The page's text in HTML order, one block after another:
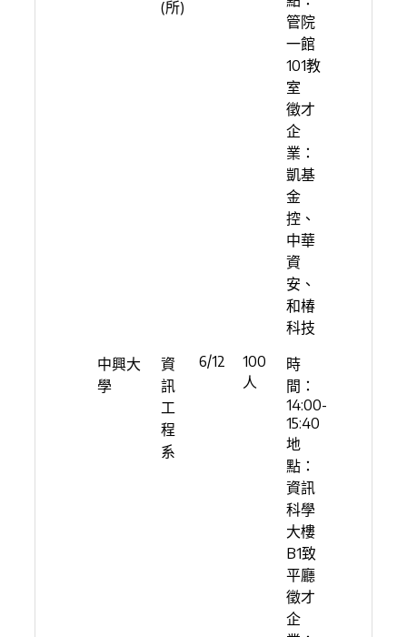
(所)
管院
一館
101教
室
徵才
企
業：
凱基
金
控、
中華
資
安、
和椿
科技
中興大
學
資
訊
工
程
系
6/12
100
人
時
間：
14:00-
15:40
地
點：
資訊
科學
大樓
B1致
平廳
徵才
企